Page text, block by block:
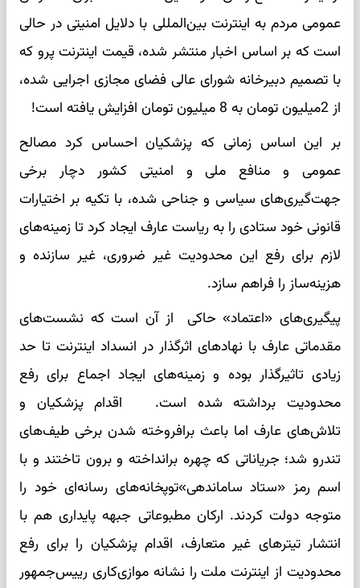
عمومی مردم به اینترنت بین‌المللی با دلایل امنیتی در حالی
است که بر اساس اخبار منتشر شده، قیمت اینترنت پرو که
با تصمیم دبیرخانه شورای عالی فضای مجازی اجرایی شده،
از 2میلیون تومان به 8 میلیون تومان افزایش یافته است!
بر این اساس زمانی که پزشکیان احساس کرد مصالح
عمومی و منافع ملی و امنیتی کشور دچار برخی
جهت‌گیری‌های سیاسی و جناحی شده، با تکیه بر اختیارات
قانونی خود ستادی را به ریاست عارف ایجاد کرد تا زمینه‌های
لازم برای رفع این محدودیت غیر ضروری، غیر سازنده و
هزینه‌ساز را فراهم سازد.
پیگیری‌های «اعتماد» حاکی از آن است که نشست‌های
مقدماتی عارف با نهادهای اثرگذار در انسداد اینترنت تا حد
زیادی تاثیرگذار بوده و زمینه‌های ایجاد اجماع برای رفع
محدودیت برداشته شده است. اقدام پزشکیان و
تلاش‌های عارف اما باعث برافروخته شدن برخی طیف‌های
تندرو شد؛ جریاناتی که چهره برانداخته و برون تاختند و با
اسم رمز «ستاد ساماندهی»توپخانه‌های رسانه‌ای خود را
متوجه دولت کردند. ارکان مطبوعاتی جبهه پایداری هم با
انتشار تیترهای غیر متعارف، اقدام پزشکیان را برای رفع
محدودیت از اینترنت ملت را نشانه موازی‌کاری رییس‌جمهور